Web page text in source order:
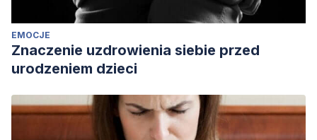
EMOCJE
Znaczenie uzdrowienia siebie przed
urodzeniem dzieci